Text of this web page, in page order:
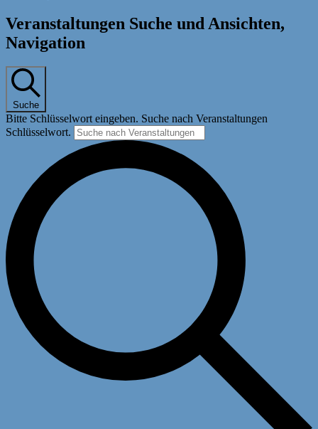
Veranstaltungen
Veranstaltungen Suche und Ansichten,
Navigation
Suche
Bitte Schlüsselwort eingeben. Suche nach Veranstaltungen
Schlüsselwort.